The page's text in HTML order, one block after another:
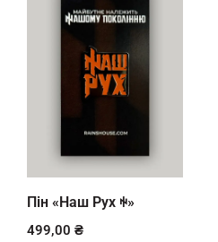
Пін «Наш Рух ꑭ»
499,00 ₴